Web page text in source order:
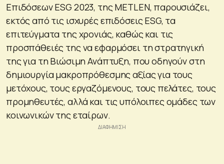
Επιδόσεων ESG 2023, της METLEN, παρουσιάζει,
εκτός από τις ισχυρές επιδόσεις ESG, τα
επιτεύγματα της χρονιάς, καθώς και τις
προσπάθειές της να εφαρμόσει τη στρατηγική
της για τη Βιώσιμη Ανάπτυξη, που οδηγούν στη
δημιουργία μακροπρόθεσμης αξίας για τους
μετόχους, τους εργαζόμενους, τους πελάτες, τους
προμηθευτές, αλλά και τις υπόλοιπες ομάδες των
κοινωνικών της εταίρων.